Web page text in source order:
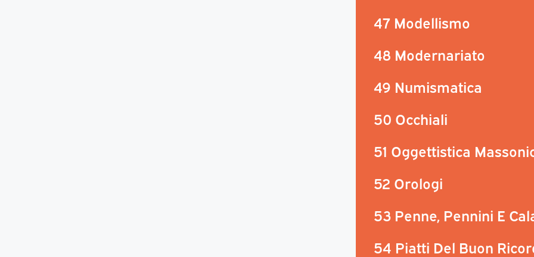
47 Modellismo
48 Modernariato
49 Numismatica
50 Occhiali
51 Oggettistica
52 Orologi
53 Penne, Pennini E
54 Piatti Del Buon